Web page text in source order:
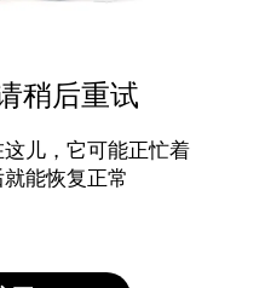
稍后重试
儿，它可能正忙着
能恢复正常